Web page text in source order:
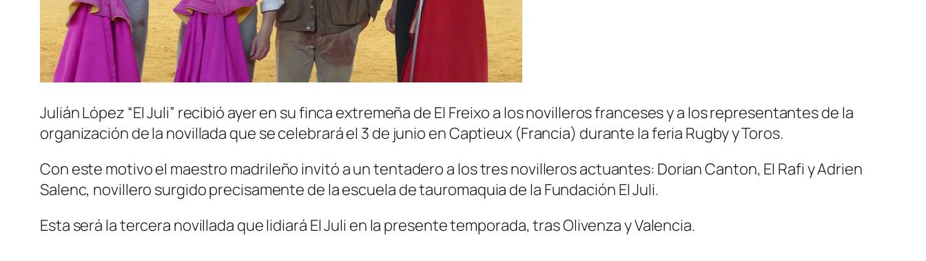
Julián López “El Juli” recibió ayer en su finca extremeña de El Freixo a los novilleros franceses y a los representantes de la
organización de la novillada que se celebrará el 3 de junio en Captieux (Francia) durante la feria Rugby y Toros.
Con este motivo el maestro madrileño invitó a un tentadero a los tres novilleros actuantes: Dorian Canton, El Rafi y Adrien
Salenc, novillero surgido precisamente de la escuela de tauromaquia de la Fundación El Juli.
Esta será la tercera novillada que lidiará El Juli en la presente temporada, tras Olivenza y Valencia.